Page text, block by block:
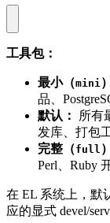
工具包：
最小（mini
品、
默认：
所有
发库、打包
完整（full
Perl、Ruby
在 EL 系统上，默
应的显式 devel/